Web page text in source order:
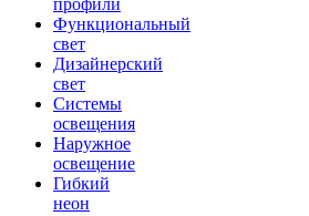
профили
Функциональный
свет
Дизайнерский
свет
Системы
освещения
Наружное
освещение
Гибкий
неон